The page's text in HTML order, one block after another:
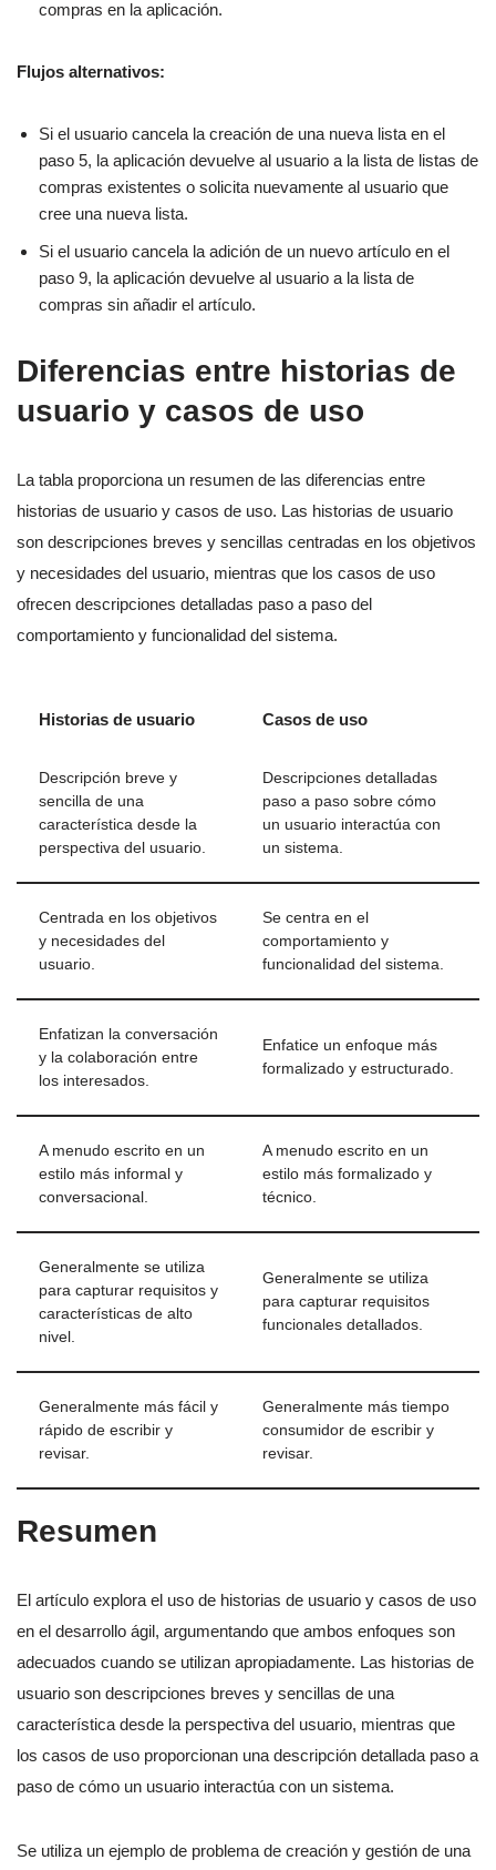
compras en la aplicación.
Flujos alternativos:
Si el usuario cancela la creación de una nueva lista en el
paso 5, la aplicación devuelve al usuario a la lista de listas de
compras existentes o solicita nuevamente al usuario que
cree una nueva lista.
Si el usuario cancela la adición de un nuevo artículo en el
paso 9, la aplicación devuelve al usuario a la lista de
compras sin añadir el artículo.
Diferencias entre historias de
usuario y casos de uso
La tabla proporciona un resumen de las diferencias entre
historias de usuario y casos de uso. Las historias de usuario
son descripciones breves y sencillas centradas en los objetivos
y necesidades del usuario, mientras que los casos de uso
ofrecen descripciones detalladas paso a paso del
comportamiento y funcionalidad del sistema.
Historias de usuario Casos de uso
Descripción breve y
sencilla de una
característica desde la
perspectiva del usuario.
Descripciones detalladas
paso a paso sobre cómo
un usuario interactúa con
un sistema.
Centrada en los objetivos
y necesidades del
usuario.
Se centra en el
comportamiento y
funcionalidad del sistema.
Enfatizan la conversación
y la colaboración entre
los interesados.
Enfatice un enfoque más
formalizado y estructurado.
A menudo escrito en un
estilo más informal y
conversacional.
A menudo escrito en un
estilo más formalizado y
técnico.
Generalmente se utiliza
para capturar requisitos y
características de alto
nivel.
Generalmente se utiliza
para capturar requisitos
funcionales detallados.
Generalmente más fácil y
rápido de escribir y
revisar.
Generalmente más tiempo
consumidor de escribir y
revisar.
Resumen
El artículo explora el uso de historias de usuario y casos de uso
en el desarrollo ágil, argumentando que ambos enfoques son
adecuados cuando se utilizan apropiadamente. Las historias de
usuario son descripciones breves y sencillas de una
característica desde la perspectiva del usuario, mientras que
los casos de uso proporcionan una descripción detallada paso a
paso de cómo un usuario interactúa con un sistema.
Se utiliza un ejemplo de problema de creación y gestión de una